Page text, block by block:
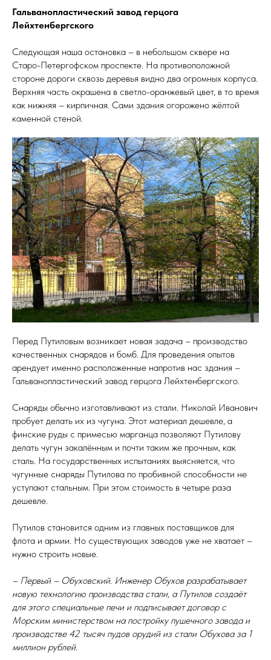
Гальванопластический завод герцога
Лейхтенбергского
Следующая наша остановка – в небольшом сквере на
Старо-Петергофском проспекте. На противоположной
стороне дороги сквозь деревья видно два огромных корпуса.
Верхняя часть окрашена в светло-оранжевый цвет, в то время
как нижняя – кирпичная. Сами здания огорожено жёлтой
каменной стеной.
Перед Путиловым возникает новая задача – производство
качественных снарядов и бомб. Для проведения опытов
арендует именно расположенные напротив нас здания –
Гальванопластический завод герцога Лейхтенбергского.
Снаряды обычно изготавливают из стали. Николай Иванович
пробует делать их из чугуна. Этот материал дешевле, а
финские руды с примесью марганца позволяют Путилову
делать чугун закалённым и почти таким же прочным, как
сталь. На государственных испытаниях выясняется, что
чугунные снаряды Путилова по пробивной способности не
уступают стальным. При этом стоимость в четыре раза
дешевле.
Путилов становится одним из главных поставщиков для
флота и армии. Но существующих заводов уже не хватает –
нужно строить новые.
– Первый – Обуховский. Инженер Обухов разрабатывает
новую технологию производства стали, а Путилов создаёт
для этого специальные печи и подписывает договор с
Морским министерством на постройку пушечного завода и
производстве 42 тысяч пудов орудий из стали Обухова за 1
миллион рублей.